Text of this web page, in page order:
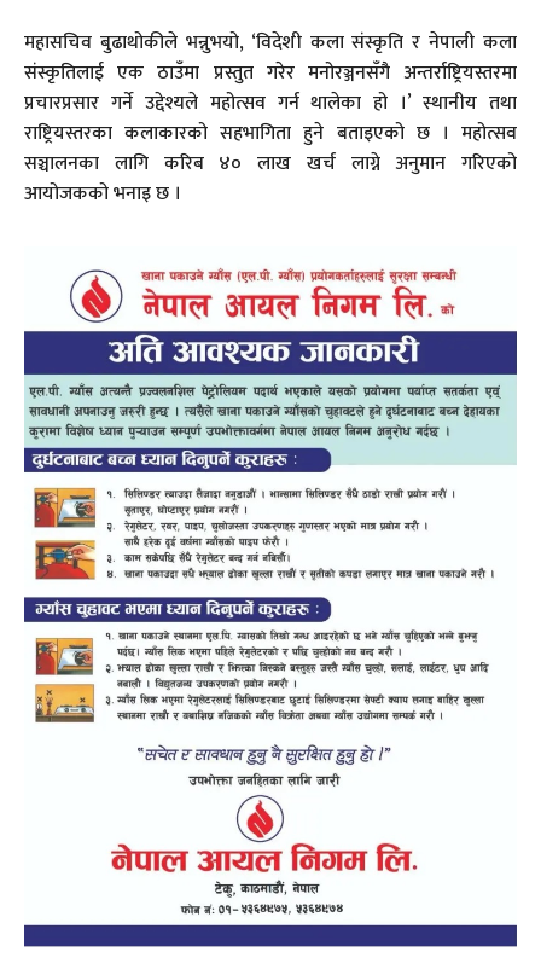
महासचिव बुढाथोकीले भन्नुभयो, ‘विदेशी कला संस्कृति र नेपाली कला
संस्कृतिलाई एक ठाउँमा प्रस्तुत गरेर मनोरञ्जनसँगै अन्तर्राष्ट्रियस्तरमा
प्रचारप्रसार गर्ने उद्देश्यले महोत्सव गर्न थालेका हो ।’ स्थानीय तथा
राष्ट्रियस्तरका कलाकारको सहभागिता हुने बताइएको छ । महोत्सव
सञ्चालनका लागि करिब ४० लाख खर्च लाग्ने अनुमान गरिएको
आयोजकको भनाइ छ ।